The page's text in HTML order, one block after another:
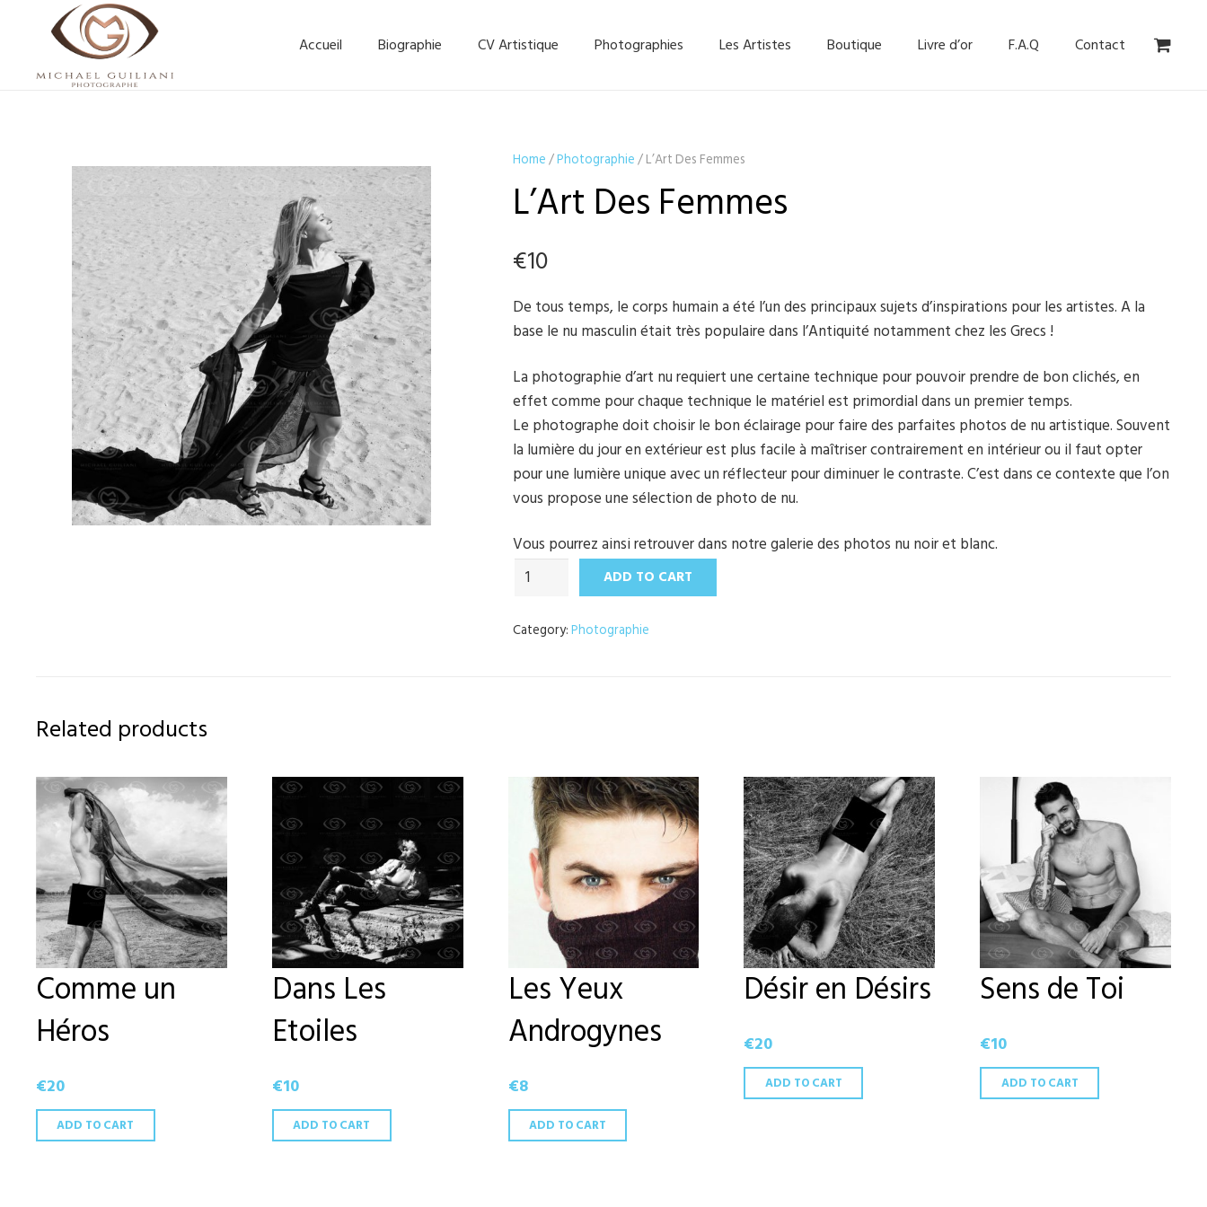
Accueil Biographie CV Artistique Photographies Les Artistes Boutique Livre d’or F.A.Q Contact
Home/Photographie/ L’Art Des Femmes
L’Art Des Femmes
€10
De tous temps, le corps humain a été l’un des principaux sujets d’inspirations pour les artistes. A la
base le nu masculin était très populaire dans l’Antiquité notamment chez les Grecs !
La photographie d’art nu requiert une certaine technique pour pouvoir prendre de bon clichés, en
effet comme pour chaque technique le matériel est primordial dans un premier temps.
Le photographe doit choisir le bon éclairage pour faire des parfaites photos de nu artistique. Souvent
la lumière du jour en extérieur est plus facile à maîtriser contrairement en intérieur ou il faut opter
pour une lumière unique avec un réflecteur pour diminuer le contraste. C’est dans ce contexte que l’on
vous propose une sélection de photo de nu.
Vous pourrez ainsi retrouver dans notre galerie des photos nu noir et blanc.
L'Art
quantity
ADD TO CART
Category:Photographie
Related products
Comme un
Héros
€20
ADD TO CART
Dans Les
Etoiles
€10
ADD TO CART
Les Yeux
Androgynes
€8
ADD TO CART
Désir en Désirs
€20
ADD TO CART
Sens de Toi
€10
ADD TO CART